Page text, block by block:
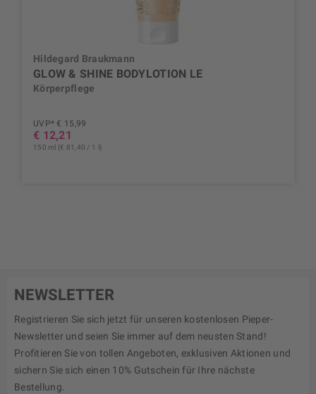
Hildegard Braukmann
GLOW & SHINE BODYLOTION LE
Körperpflege
UVP* € 15,99
€ 12,21
150 ml (€ 81,40 / 1 l)
NEWSLETTER
Registrieren Sie sich jetzt für unseren kostenlosen Pieper-
Newsletter und seien Sie immer auf dem neusten Stand!
Profitieren Sie von tollen Angeboten, exklusiven Aktionen und
sichern Sie sich einen 10% Gutschein für Ihre nächste
Bestellung.